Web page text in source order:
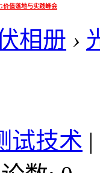
价值落地与实践峰会
相册 ›
试技术 |